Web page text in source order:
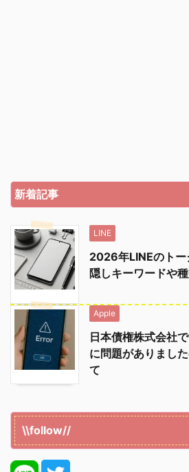
新着記事
LINE
2026年LINEのトー
隠しキーワードや
Apple
日本債権株式会社
に問題がありまし
て
\\follow//